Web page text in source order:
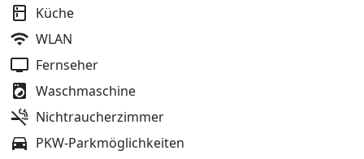
Küche
WLAN
Fernseher
Waschmaschine
Nichtraucherzimmer
PKW-Parkmöglichkeiten